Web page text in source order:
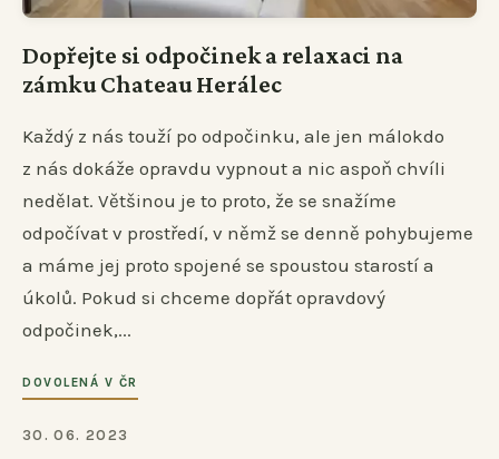
Dopřejte si odpočinek a relaxaci na
zámku Chateau Herálec
Každý z nás touží po odpočinku, ale jen málokdo
z nás dokáže opravdu vypnout a nic aspoň chvíli
nedělat. Většinou je to proto, že se snažíme
odpočívat v prostředí, v němž se denně pohybujeme
a máme jej proto spojené se spoustou starostí a
úkolů. Pokud si chceme dopřát opravdový
odpočinek,...
DOVOLENÁ V ČR
30. 06. 2023